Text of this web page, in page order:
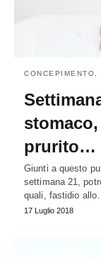
CONCEPIMENTO,
prurito…
Giunti a questo
settimana 21,
quali, fastidio allo…
17 Luglio 2018